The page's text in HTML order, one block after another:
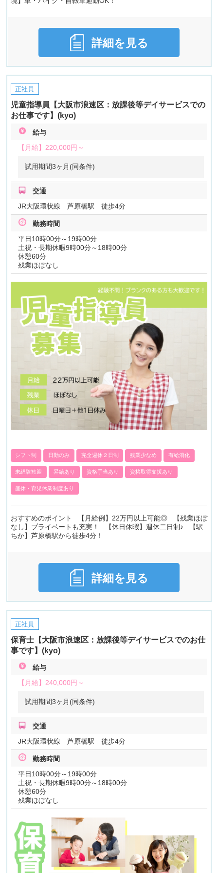
詳細を見る
正社員
児童指導員【大阪市浪速区：放課後等デイサービスでの
お仕事です】(kyo)
給与
【月給】 220,000円～
試用期間3ヶ月(同条件)
交通
JR大阪環状線 芦原橋駅 徒歩4分
勤務時間
平日10時00分～19時00分
土祝・長期休暇9時00分～18時00分
休憩60分
残業ほぼなし
シフト制 日勤のみ 完全週休２日制 残業少なめ 有給消化
未経験歓迎 昇給あり 資格手当あり 資格取得支援あり
産休・育児休業制度あり
おすすめのポイント 【月給例】22万円以上可能◎ 【残業ほぼ
なし】プライベートも充実！ 【休日休暇】週休二日制♪ 【駅
ちか】芦原橋駅から徒歩4分！
詳細を見る
正社員
保育士【大阪市浪速区：放課後等デイサービスでのお仕
事です】(kyo)
給与
【月給】 240,000円～
試用期間3ヶ月(同条件)
交通
JR大阪環状線 芦原橋駅 徒歩4分
勤務時間
平日10時00分～19時00分
土祝・長期休暇9時00分～18時00分
休憩60分
残業ほぼなし